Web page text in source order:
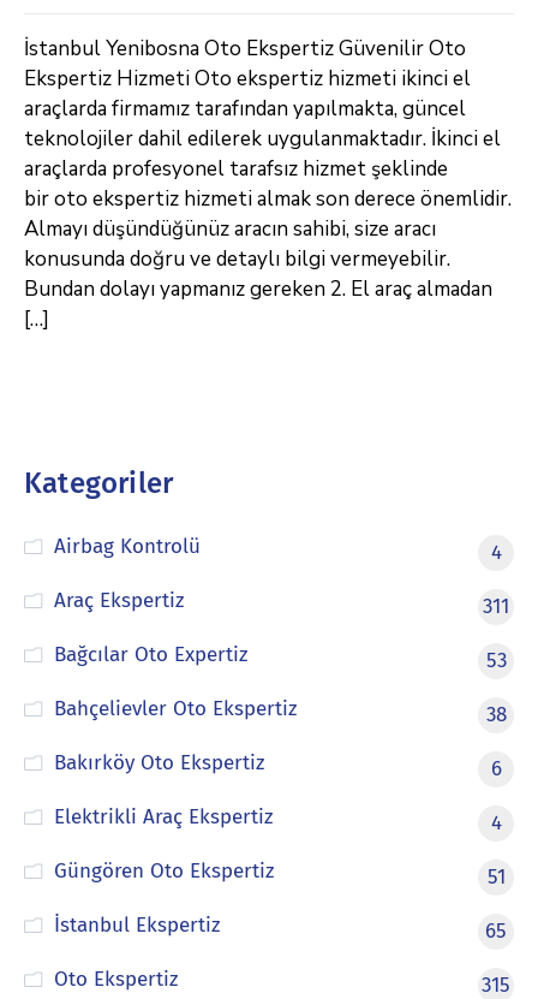
İstanbul Yenibosna Oto Ekspertiz Güvenilir Oto
Ekspertiz Hizmeti Oto ekspertiz hizmeti ikinci el
araçlarda firmamız tarafından yapılmakta, güncel
teknolojiler dahil edilerek uygulanmaktadır. İkinci el
araçlarda profesyonel tarafsız hizmet şeklinde
bir oto ekspertiz hizmeti almak son derece önemlidir.
Almayı düşündüğünüz aracın sahibi, size aracı
konusunda doğru ve detaylı bilgi vermeyebilir.
Bundan dolayı yapmanız gereken 2. El araç almadan
[…]
Kategoriler
Airbag Kontrolü
4
Araç Ekspertiz
311
Bağcılar Oto Expertiz
53
Bahçelievler Oto Ekspertiz
38
Bakırköy Oto Ekspertiz
6
Elektrikli Araç Ekspertiz
4
Güngören Oto Ekspertiz
51
İstanbul Ekspertiz
65
Oto Ekspertiz
315